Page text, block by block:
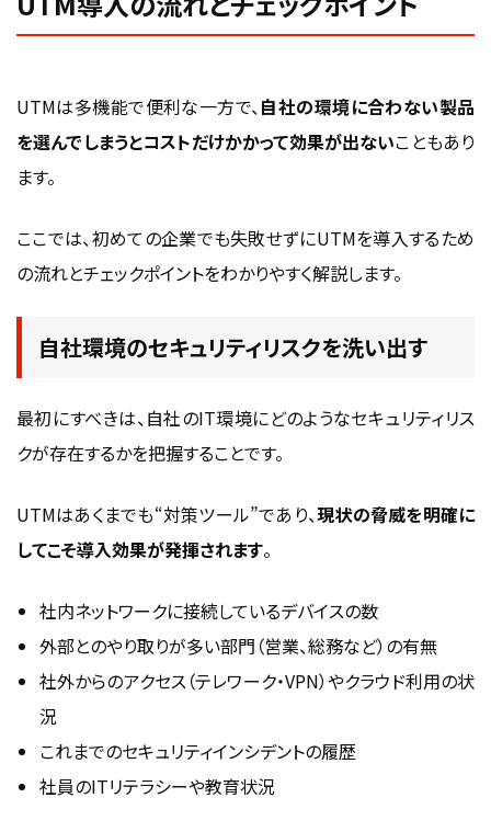
UTMは多機能で便利な一方で、 自社の環境に合わない製品
を選んでしまうとコストだけかかって効果が出ないこともあり
ます。
ここでは、初めての企業でも失敗せずにUTMを導入するため
の流れとチェックポイントをわかりやすく解説します。
自社環境のセキュリティリスクを洗い出す
最初にすべきは、自社のIT環境にどのようなセキュリティリス
クが存在するかを把握することです。
UTMはあくまでも“対策ツール”であり、現状の脅威を明確に
してこそ導入効果が発揮されます。
社内ネットワークに接続しているデバイスの数
外部とのやり取りが多い部門（営業、総務など）の有無
社外からのアクセス（テレワーク・VPN）やクラウド利用の状
況
これまでのセキュリティインシデントの履歴
社員のITリテラシーや教育状況